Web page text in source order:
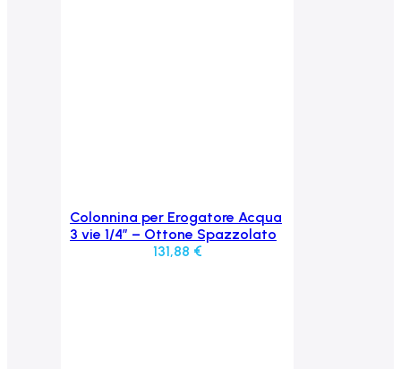
Aggiungi al carrello
Colonnina per Erogatore Acqua
3 vie 1/4” – Ottone Spazzolato
131,88 €